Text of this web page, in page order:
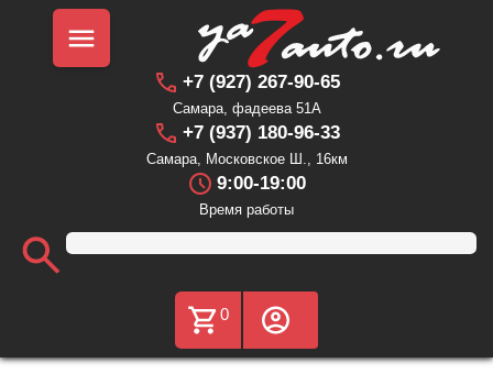
+7 (927) 267-90-65
Самара, фадеева 51А
+7 (937) 180-96-33
Самара, Московское Ш., 16км
9:00-19:00
Время работы
0